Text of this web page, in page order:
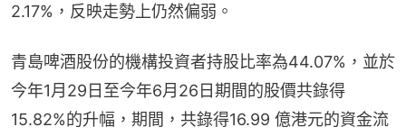
2.17%，反映走勢上仍然偏弱。
青島啤酒股份的機構投資者持股比率為44.07%，並於
今年1月29日至今年6月26日期間的股價共錄得
15.82%的升幅，期間，共錄得16.99 億港元的資金流